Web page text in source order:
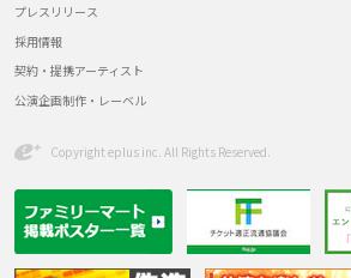
プレスリリース
採用情報
契約・提携アーティスト
公演企画制作・レーベル
Copyright eplus inc. All Rights Reserved.